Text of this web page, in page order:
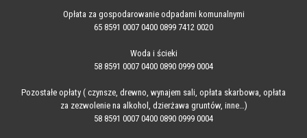
Opłata za gospodarowanie odpadami komunalnymi
65 8591 0007 0400 0899 7412 0020
Woda i ścieki
58 8591 0007 0400 0890 0999 0004
Pozostałe opłaty ( czynsze, drewno, wynajem sali, opłata skarbowa, opłata
za zezwolenie na alkohol, dzierżawa gruntów, inne…)
58 8591 0007 0400 0890 0999 0004